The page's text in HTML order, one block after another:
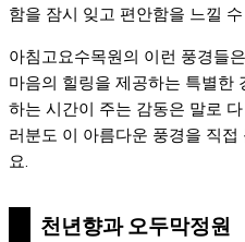
함을 잠시 잊고 편안함을 느낄
아침고요수목원의 이런 풍경들
마음의 힐링을 제공하는 특별한
하는 시간이 주는 감동은 말로
러분도 이 아름다운 풍경을 직
요.
천년향과 오두막정원